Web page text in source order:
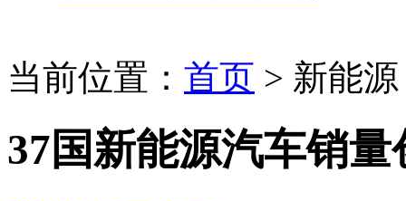
当前位置： 首页 > 新能源
37国新能源汽车销